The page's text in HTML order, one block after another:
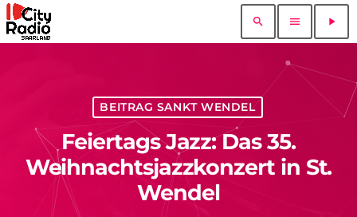
search menu play_arrow
BEITRAG SANKT WENDEL
Feiertags Jazz: Das 35.
Weihnachtsjazzkonzert in St.
Wendel